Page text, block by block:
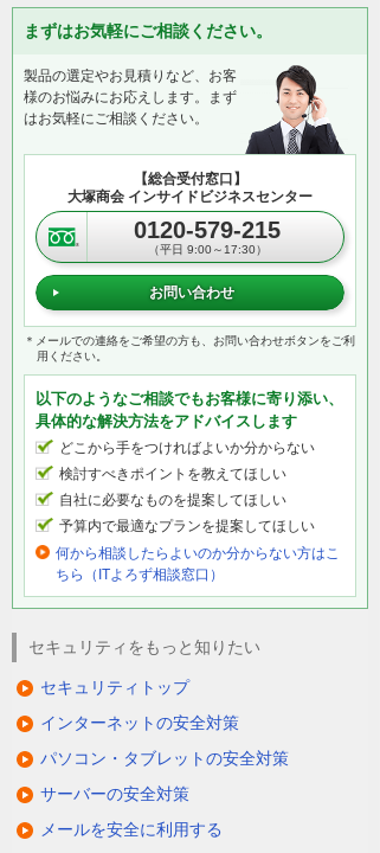
まずはお気軽にご相談ください。
製品の選定やお見積りなど、お客
様のお悩みにお応えします。まず
はお気軽にご相談ください。
【総合受付窓口】
大塚商会 インサイドビジネスセンター
0120-579-215
（平日 9:00～17:30）
お問い合わせ
＊メールでの連絡をご希望の方も、お問い合わせボタンをご利
用ください。
以下のようなご相談でもお客様に寄り添い、
具体的な解決方法をアドバイスします
どこから手をつければよいか分からない
検討すべきポイントを教えてほしい
自社に必要なものを提案してほしい
予算内で最適なプランを提案してほしい
何から相談したらよいのか分からない方はこ
ちら（ITよろず相談窓口）
セキュリティをもっと知りたい
セキュリティトップ
インターネットの安全対策
パソコン・タブレットの安全対策
サーバーの安全対策
メールを安全に利用する